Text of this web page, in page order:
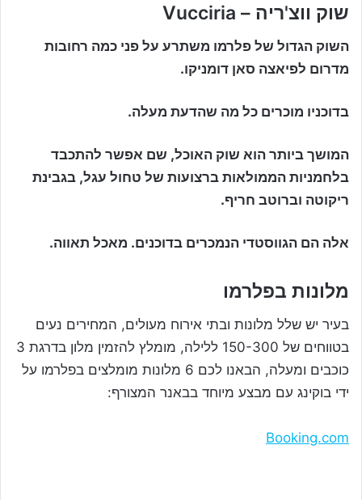
שוק ווצ'ריה – Vucciria
השוק הגדול של פלרמו משתרע על פני כמה רחובות
מדרום לפיאצה סאן דומניקו.
בדוכניו מוכרים כל מה שהדעת מעלה.
המושך ביותר הוא שוק האוכל, שם אפשר להתכבד
בלחמניות הממולאות ברצועות של טחול עגל, בגבינת
ריקוטה וברוטב חריף.
אלה הם הגווסטדי הנמכרים בדוכנים. מאכל תאווה.
מלונות בפלרמו
בעיר יש שלל מלונות ובתי אירוח מעולים, המחירים נעים
בטווחים של 150-300 ללילה, מומלץ להזמין מלון בדרגת 3
כוכבים ומעלה, הבאנו לכם 6 מלונות מומלצים בפלרמו על
ידי בוקינג עם מבצע מיוחד בבאנר המצורף:
Booking.com